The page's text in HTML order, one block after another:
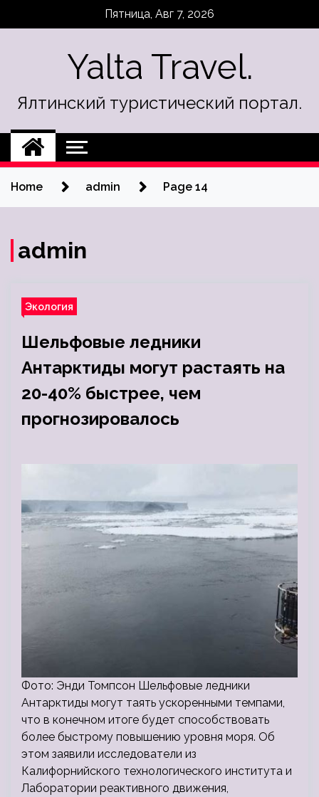
Пятница, Авг 7, 2026
Yalta Travel.
Ялтинский туристический портал.
Home admin Page 14
admin
Экология
Шельфовые ледники
Антарктиды могут растаять на
20-40% быстрее, чем
прогнозировалось
Фото: Энди Томпсон Шельфовые ледники
Антарктиды могут таять ускоренными темпами,
что в конечном итоге будет способствовать
более быстрому повышению уровня моря. Об
этом заявили исследователи из
Калифорнийского технологического института и
Лаборатории реактивного движения,